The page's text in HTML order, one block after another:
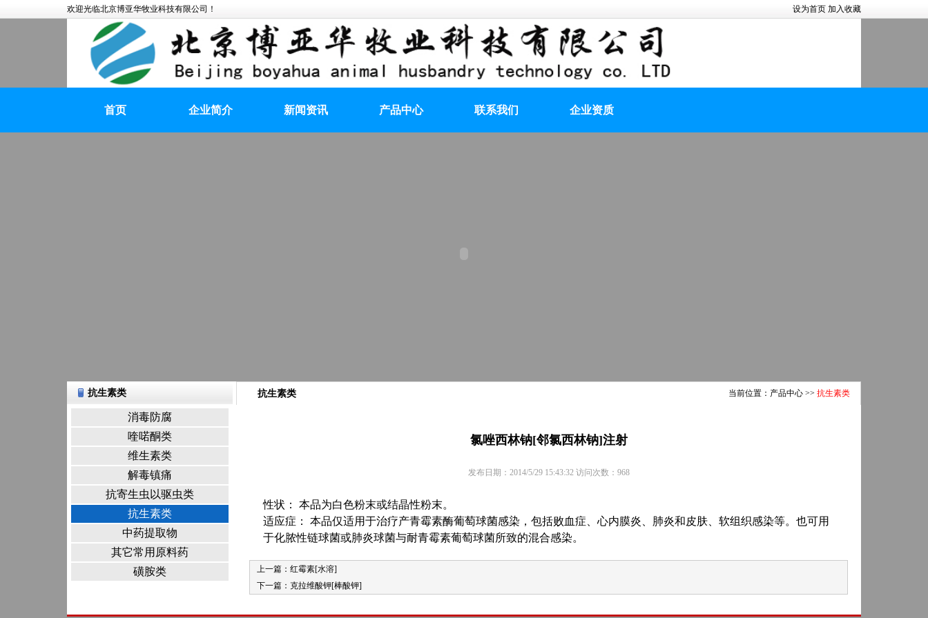
欢迎光临北京博亚华牧业科技有限公司！ 设为首页 加入收藏
首页 企业简介 新闻资讯 产品中心 联系我们 企业资质
抗生素类
消毒防腐
喹喏酮类
维生素类
解毒镇痛
抗寄生虫以驱虫类
抗生素类
中药提取物
其它常用原料药
磺胺类
当前位置： 产品中心 >> 抗生素类
抗生素类
氯唑西林钠[邻氯西林钠]注射
发布日期：2014/5/29 15:43:32 访问次数：968
性状： 本品为白色粉末或结晶性粉末。
适应症： 本品仅适用于治疗产青霉素酶葡萄球菌感染，包括败血症、心内膜炎、肺炎和皮肤、软组织感染等。也可用
于化脓性链球菌或肺炎球菌与耐青霉素葡萄球菌所致的混合感染。
上一篇： 红霉素[水溶]
下一篇： 克拉维酸钾[棒酸钾]